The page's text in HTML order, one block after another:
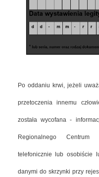
Po oddaniu krwi, jeżeli
przetoczenia innemu
została wycofana -
Regionalnego Centrum
telefonicznie lub osobiście
danymi do skrzynki przy